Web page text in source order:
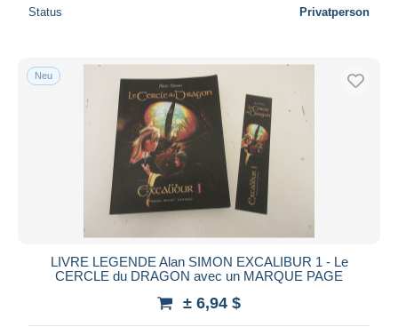
Status Privatperson
Neu
LIVRE LEGENDE Alan SIMON EXCALIBUR 1 - Le
CERCLE du DRAGON avec un MARQUE PAGE
± 6,94 $